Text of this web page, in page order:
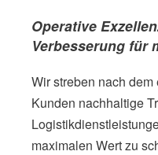
Operative
Verbesserung für
Wir streben nach
Kunden nachhaltige
maximalen Wert zu